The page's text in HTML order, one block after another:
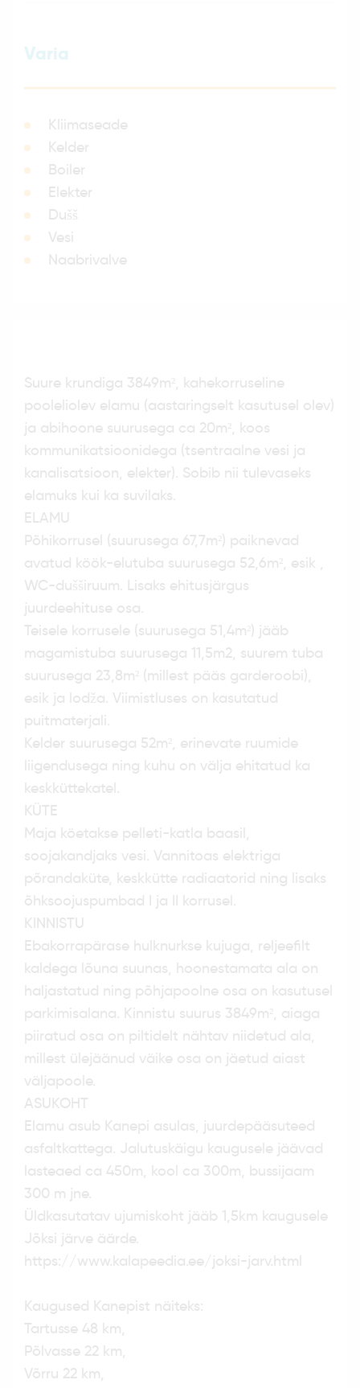
Varia
Kliimaseade
Kelder
Boiler
Elekter
Dušš
Vesi
Naabrivalve
Suure krundiga 3849m², kahekorruseline
pooleliolev elamu (aastaringselt kasutusel olev)
ja abihoone suurusega ca 20m², koos
kommunikatsioonidega (tsentraalne vesi ja
kanalisatsioon, elekter). Sobib nii tulevaseks
elamuks kui ka suvilaks.
ELAMU
Põhikorrusel (suurusega 67,7m²) paiknevad
avatud köök-elutuba suurusega 52,6m², esik ,
WC-dušširuum. Lisaks ehitusjärgus
juurdeehituse osa.
Teisele korrusele (suurusega 51,4m²) jääb
magamistuba suurusega 11,5m2, suurem tuba
suurusega 23,8m² (millest pääs garderoobi),
esik ja lodža. Viimistluses on kasutatud
puitmaterjali.
Kelder suurusega 52m², erinevate ruumide
liigendusega ning kuhu on välja ehitatud ka
keskküttekatel.
KÜTE
Maja köetakse pelleti-katla baasil,
soojakandjaks vesi. Vannitoas elektriga
põrandaküte, keskkütte radiaatorid ning lisaks
õhksoojuspumbad I ja II korrusel.
KINNISTU
Ebakorrapärase hulknurkse kujuga, reljeefilt
kaldega lõuna suunas, hoonestamata ala on
haljastatud ning põhjapoolne osa on kasutusel
parkimisalana. Kinnistu suurus 3849m², aiaga
piiratud osa on piltidelt nähtav niidetud ala,
millest ülejäänud väike osa on jäetud aiast
väljapoole.
ASUKOHT
Elamu asub Kanepi asulas, juurdepääsuteed
asfaltkattega. Jalutuskäigu kaugusele jäävad
lasteaed ca 450m, kool ca 300m, bussijaam
300 m jne.
Üldkasutatav ujumiskoht jääb 1,5km kaugusele
Jõksi järve äärde.
https://www.kalapeedia.ee/joksi-jarv.html
Kaugused Kanepist näiteks:
Tartusse 48 km,
Põlvasse 22 km,
Võrru 22 km,